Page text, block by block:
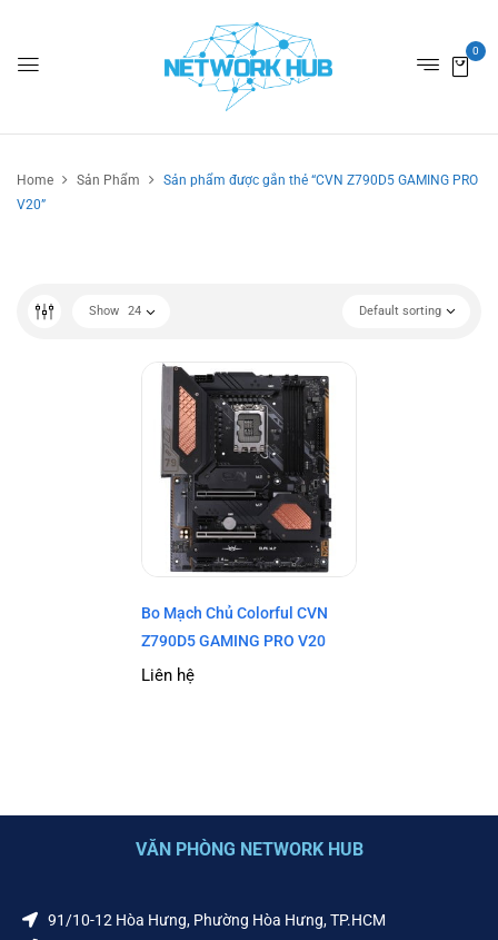
0
Home Sản Phẩm
Sản phẩm được gắn thẻ “CVN Z790D5 GAMING PRO
V20”
Default sorting
Show 24
Bo Mạch Chủ Colorful CVN
Z790D5 GAMING PRO V20
Liên hệ
VĂN PHÒNG NETWORK HUB
91/10-12 Hòa Hưng, Phường Hòa Hưng, TP.HCM